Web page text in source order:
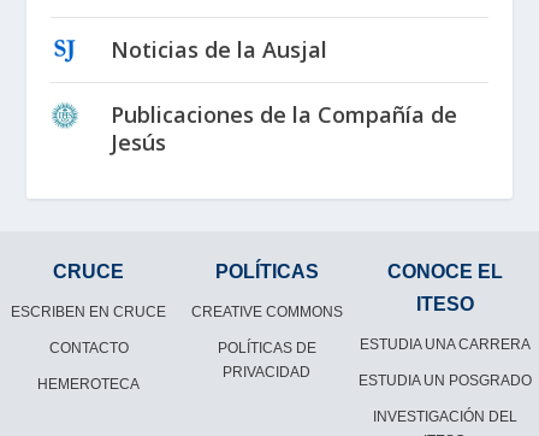
Noticias de la Ausjal
Publicaciones de la Compañía de
Jesús
CRUCE
ESCRIBEN EN CRUCE
CONTACTO
HEMEROTECA
POLÍTICAS
CREATIVE COMMONS
POLÍTICAS DE
PRIVACIDAD
CONOCE EL
ITESO
ESTUDIA UNA CARRERA
ESTUDIA UN POSGRADO
INVESTIGACIÓN DEL